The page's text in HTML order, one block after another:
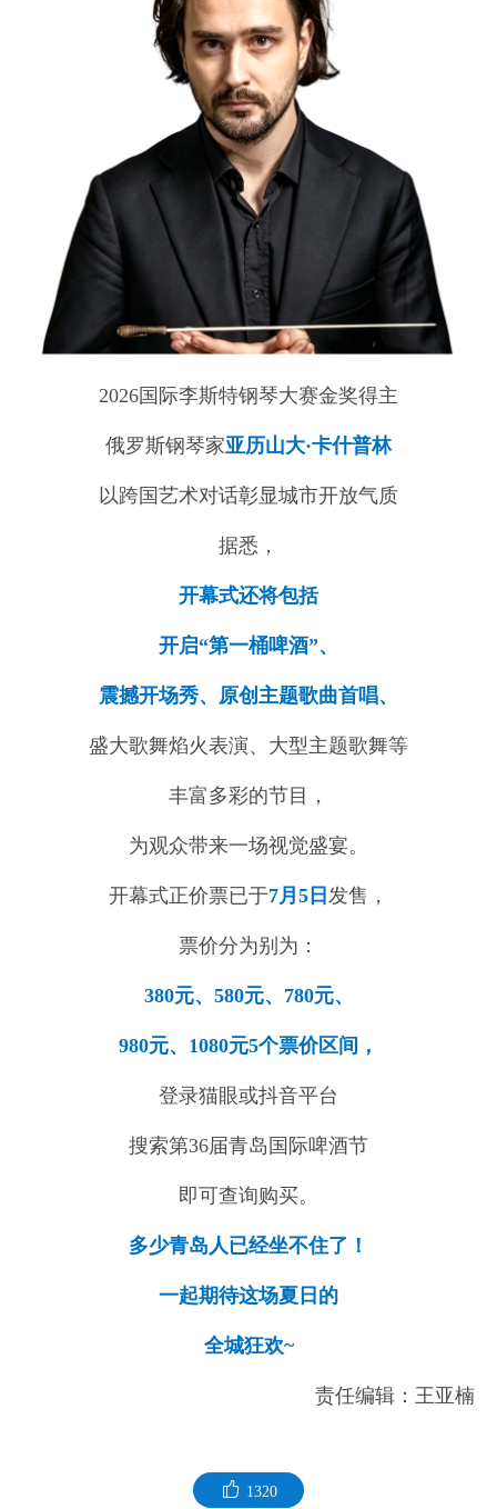
2026国际李斯特钢琴大赛金奖得主
俄罗斯钢琴家亚历山大·卡什普林
以跨国艺术对话彰显城市开放气质
据悉，
开幕式还将包括
开启“第一桶啤酒”、
震撼开场秀、原创主题歌曲首唱、
盛大歌舞焰火表演、大型主题歌舞等
丰富多彩的节目，
为观众带来一场视觉盛宴。
开幕式正价票已于7月5日 发售，
票价分为别为：
380元、580元、780元、
980元、1080元5个票价区间，
登录猫眼或抖音平台
搜索第36届青岛国际啤酒节
即可查询购买。
多少青岛人已经坐不住了！
一起期待这场夏日的
全城狂欢~
责任编辑：王亚楠
1320